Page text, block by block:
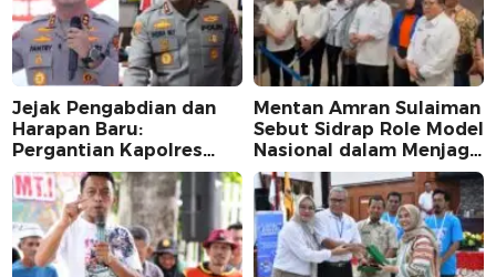
Jejak Pengabdian dan
Harapan Baru:
Pergantian Kapolres
Sidrap dalam Perspektif
Karier Dua Perwira
Mentan Amran Sulaiman
Sebut Sidrap Role Model
Nasional dalam Menjaga
Stabilitas Harga Telur